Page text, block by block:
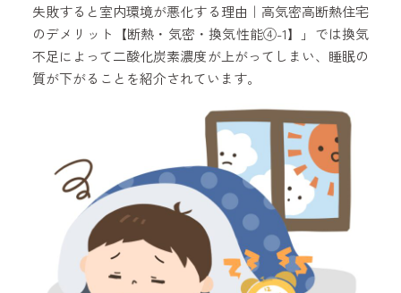
失敗すると室内環境が悪化する理由｜高気密高断熱住宅
のデメリット【断熱・気密・換気性能④-1】」では換気
不足によって二酸化炭素濃度が上がってしまい、睡眠の
質が下がることを紹介されています。